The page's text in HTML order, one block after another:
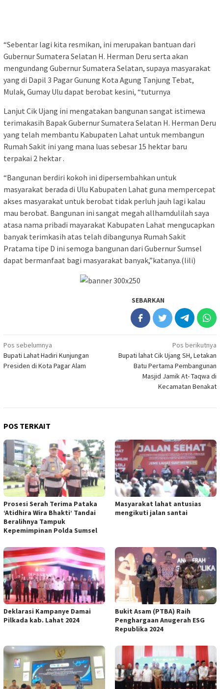
“Sebentar lagi kita resmikan, ini merupakan bantuan dari
Gubernur Sumatera Selatan H. Herman Deru serta akan
mengundang Gubernur Sumatera Selatan, supaya masyarakat
yang di Dapil 3 Pagar Gunung Kota Agung Tanjung Tebat,
Mulak, Gumay Ulu dapat berobat kesini, “tuturnya
Lanjut Cik Ujang ini mengatakan bangunan sangat istimewa
terimakasih Bapak Gubernur Sumatera Selatan H. Herman Deru
yang telah membantu Kabupaten Lahat untuk membangun
Rumah Sakit ini yang mana luas sebesar 15 hektar baru
terpakai 2 hektar .
“Bangunan berdiri kokoh ini dipersembahkan untuk
masyarakat berada di Ulu Kabupaten Lahat guna mempercepat
akses masyarakat untuk berobat tidak perluh jauh lagi kalau
mau berobat. Bangunan ini sangat megah allhamdulilah saya
atasa nama pribadi mayarakat Kabupaten Lahat mengucapkan
banyak terimkasih atas telah dibangunya Rumah Sakit
Pratama tipe D ini semoga bangunan dari Gubernur Sumsel
dapat bermanfaat bagi masyarakat banyak,”katanya.(lili)
SEBARKAN
Navigasi
pos
Pos sebelumnya
Bupati Lahat Hadiri Kunjungan
Presiden di Kota Pagar Alam
Pos berikutnya
Bupati lahat Cik Ujang SH, Letakan
Batu Pertama Pembangunan
Masjid Jamik At- Taqwa di
Kecamatan Benakat
POS TERKAIT
Prosesi Serah Terima Pataka
‘Atidhira Wira Bhakti’ Tandai
Beralihnya Tampuk
Kepemimpinan Polda Sumsel
Masyarakat lahat antusias
mengikuti jalan santai
Deklarasi Kampanye Damai
Pilkada kab. Lahat 2024
Bukit Asam (PTBA) Raih
Penghargaan Anugerah ESG
Republika 2024